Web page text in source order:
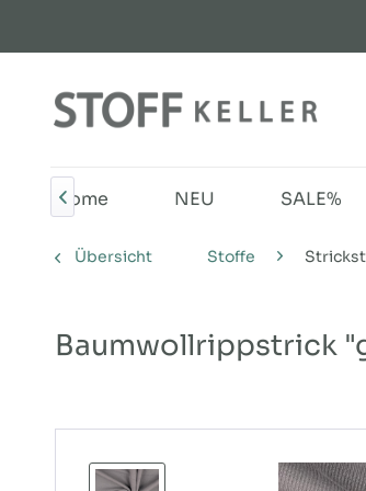
Home NEU SALE%

Übersicht Stoffe
Baumwollrippstrick